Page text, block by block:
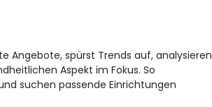
Angebote, spürst Trends auf, analysieren
Aspekt im Fokus. So
suchen passende Einrichtungen